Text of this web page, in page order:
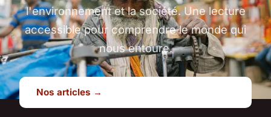
l'environnement et la société. Une lecture
accessible pour comprendre le monde qui
nous entoure.
Nos articles →